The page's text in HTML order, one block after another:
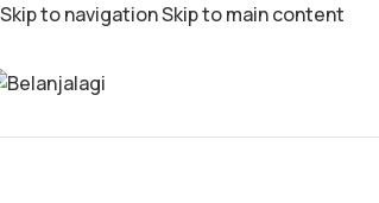
Skip to navigationSkip to main content